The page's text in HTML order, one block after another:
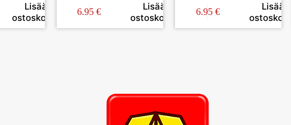
Lisää
ostoskoriin
6.95€
Lisää
ostoskoriin
6.95 €
Lisää
ostoskoriin